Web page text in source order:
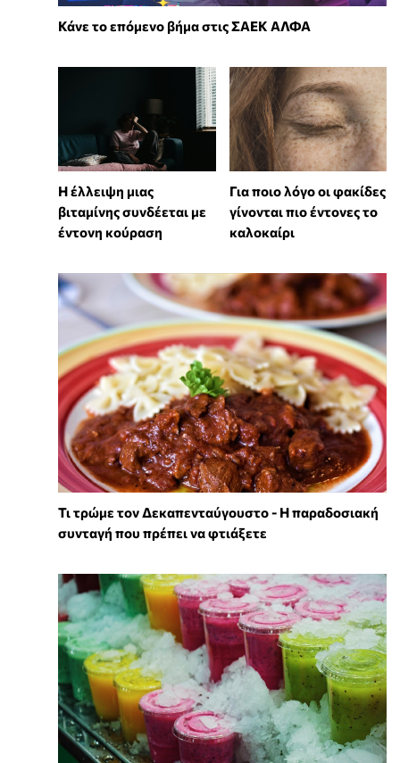
Κάνε το επόμενο βήμα στις ΣΑΕΚ ΑΛΦΑ
⁠Η έλλειψη μιας
βιταμίνης συνδέεται με
έντονη κούραση
Για ποιο λόγο οι φακίδες
γίνονται πιο έντονες το
καλοκαίρι
Τι τρώμε τον Δεκαπενταύγουστο - Η παραδοσιακή
συνταγή που πρέπει να φτιάξετε